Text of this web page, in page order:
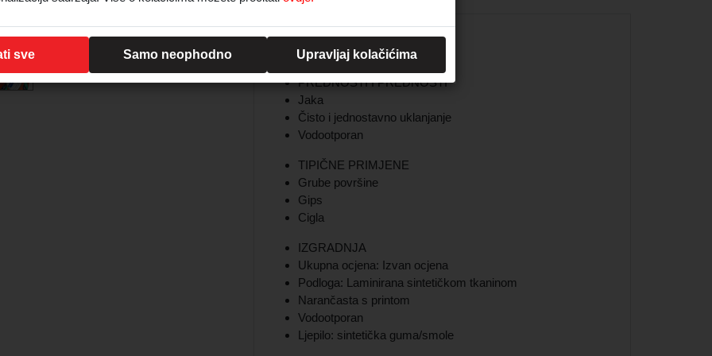
Dužina: 50m
Širina: 48mm
PREDNOSTI I PREDNOSTI
Jaka
Čisto i jednostavno uklanjanje
Vodootporan
TIPIČNE PRIMJENE
Grube površine
Gips
Cigla
IZGRADNJA
Ukupna ocjena: Izvan ocjena
Podloga: Laminirana sintetičkom tkaninom
Narančasta s printom
Vodootporan
Ljepilo: sintetička guma/smole
sve Samo neophodno Upravljaj kolačićima